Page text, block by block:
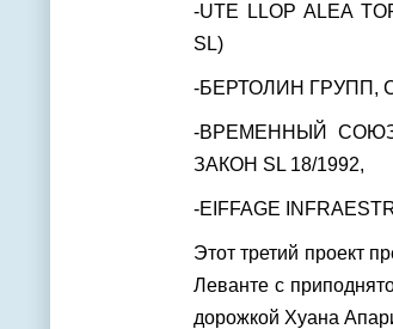
-UTE LLOP ALEA
SL)
-БЕРТОЛИН ГРУПП,
-ВРЕМЕННЫЙ СОЮЗ
ЗАКОН SL 18/1992,
-EIFFAGE
Этот третий проект
Леванте с
дорожкой Хуана